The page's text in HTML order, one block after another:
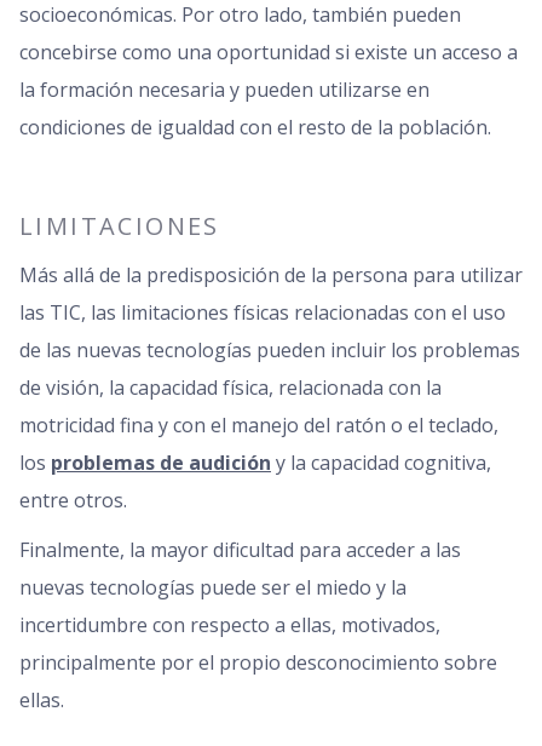
socioeconómicas. Por otro lado, también pueden
concebirse como una oportunidad si existe un acceso a
la formación necesaria y pueden utilizarse en
condiciones de igualdad con el resto de la población.
LIMITACIONES
Más allá de la predisposición de la persona para utilizar
las TIC, las limitaciones físicas relacionadas con el uso
de las nuevas tecnologías pueden incluir los problemas
de visión, la capacidad física, relacionada con la
motricidad fina y con el manejo del ratón o el teclado,
los problemas de audición y la capacidad cognitiva,
entre otros.
Finalmente, la mayor dificultad para acceder a las
nuevas tecnologías puede ser el miedo y la
incertidumbre con respecto a ellas, motivados,
principalmente por el propio desconocimiento sobre
ellas.